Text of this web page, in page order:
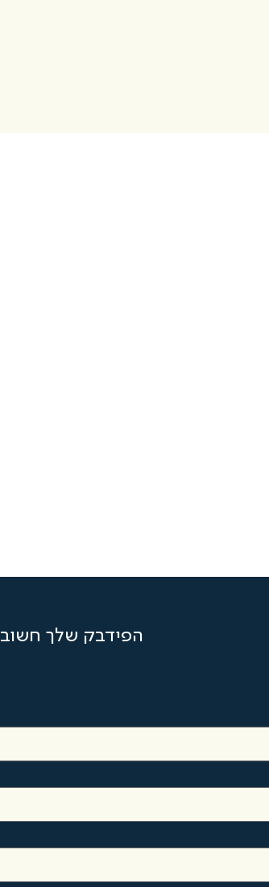
הפידבק שלך חשוב